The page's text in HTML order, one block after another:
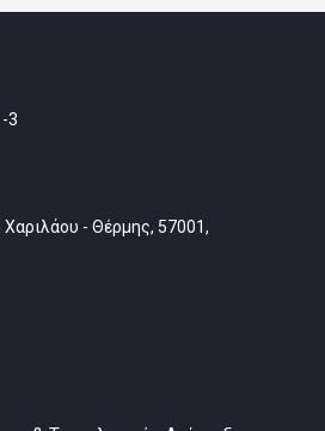
3
- Θέρμης, 57001,